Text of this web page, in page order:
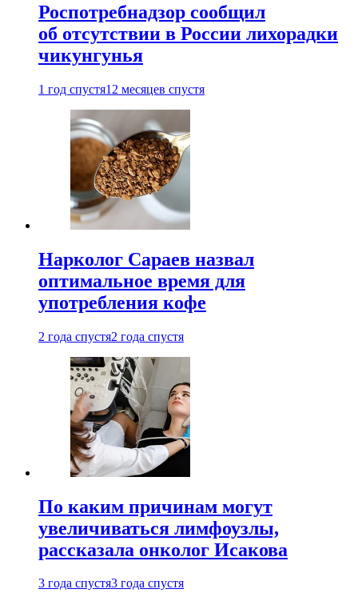
Роспотребнадзор сообщил
об отсутствии в России лихорадки
чикунгунья
1 год спустя12 месяцев спустя
Нарколог Сараев назвал
оптимальное время для
употребления кофе
2 года спустя2 года спустя
По каким причинам могут
увеличиваться лимфоузлы,
рассказала онколог Исакова
3 года спустя3 года спустя